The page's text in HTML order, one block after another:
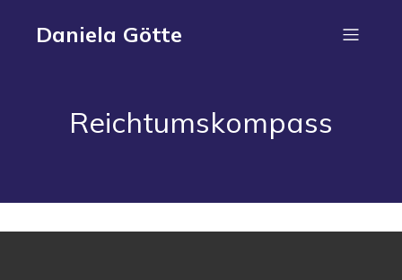
Daniela Götte
Reichtumskompass